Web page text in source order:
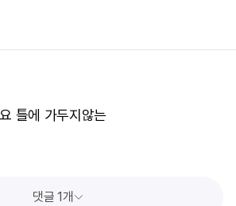
틀에 가두지않는
댓글 1개